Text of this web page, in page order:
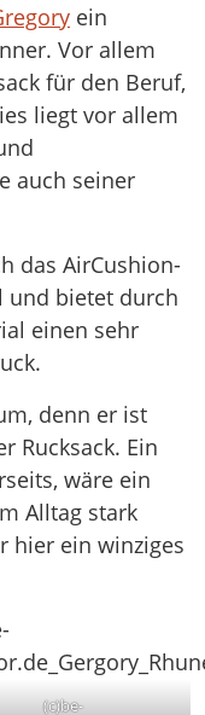
ein
Vor allem
für den Beruf,
liegt vor allem
auch seiner
das AirCushion-
und bietet durch
einen sehr
denn er ist
Rucksack. Ein
wäre ein
Alltag stark
hier ein winziges
(c)be-